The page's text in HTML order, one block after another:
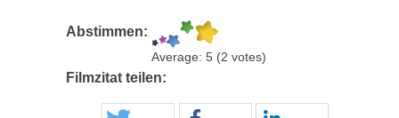
Abstimmen:
Average: 5 (2 votes)
Filmzitat teilen: